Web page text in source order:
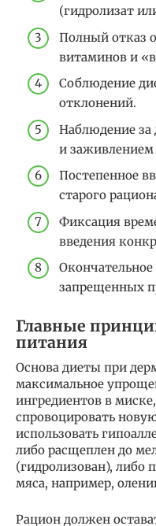
(гидролизат
Полный отказ
витаминов и
Соблюдение
отклонений.
Наблюдение
и заживлением
Постепенное
старого
Фиксация
введения
запрещенных
Главные
питания
Основа диеты при
максимальное
ингредиентов в
спровоцировать
использовать
либо расщеплен до
(гидролизован), либо
мяса, например,
Рацион должен